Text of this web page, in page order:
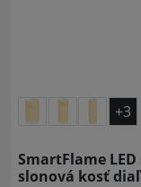
+3
SmartFlame
slonová kosť